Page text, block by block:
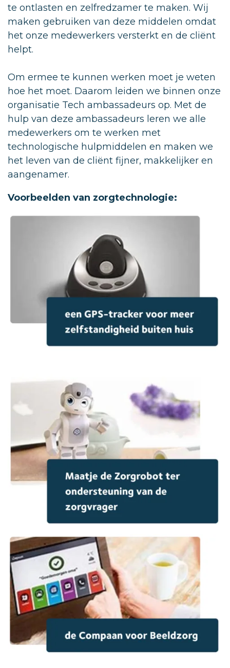
te ontlasten en zelfredzamer te maken. Wij
maken gebruiken van deze middelen omdat
het onze medewerkers versterkt en de cliënt
helpt.
Om ermee te kunnen werken moet je weten
hoe het moet. Daarom leiden we binnen onze
organisatie Tech ambassadeurs op. Met de
hulp van deze ambassadeurs leren we alle
medewerkers om te werken met
technologische hulpmiddelen en maken we
het leven van de cliënt fijner, makkelijker en
aangenamer.
Voorbeelden van zorgtechnologie: